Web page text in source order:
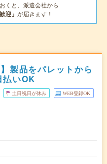
くと、派遣会社から
迎」 が届きます！
製品をパレットから
払いOK
土日祝日が休み WEB登録OK